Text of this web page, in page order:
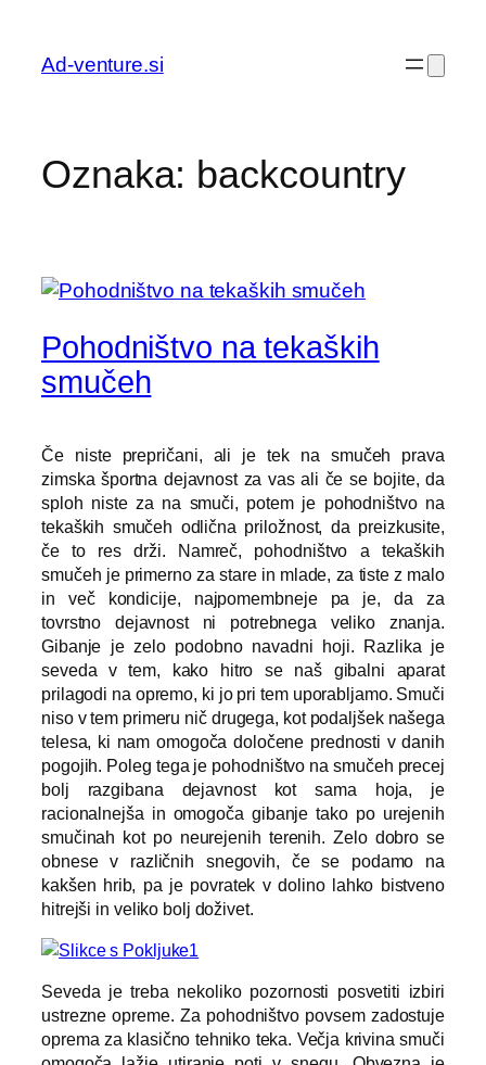
vsebino
Ad-venture.si
Oznaka: backcountry
Pohodništvo na tekaških
smučeh
Če niste prepričani, ali je tek na smučeh prava
zimska športna dejavnost za vas ali če se bojite, da
sploh niste za na smuči, potem je pohodništvo na
tekaških smučeh odlična priložnost, da preizkusite,
če to res drži. Namreč, pohodništvo a tekaških
smučeh je primerno za stare in mlade, za tiste z malo
in več kondicije, najpomembneje pa je, da za
tovrstno dejavnost ni potrebnega veliko znanja.
Gibanje je zelo podobno navadni hoji. Razlika je
seveda v tem, kako hitro se naš gibalni aparat
prilagodi na opremo, ki jo pri tem uporabljamo. Smuči
niso v tem primeru nič drugega, kot podaljšek našega
telesa, ki nam omogoča določene prednosti v danih
pogojih. Poleg tega je pohodništvo na smučeh precej
bolj razgibana dejavnost kot sama hoja, je
racionalnejša in omogoča gibanje tako po urejenih
smučinah kot po neurejenih terenih. Zelo dobro se
obnese v različnih snegovih, če se podamo na
kakšen hrib, pa je povratek v dolino lahko bistveno
hitrejši in veliko bolj doživet.
Seveda je treba nekoliko pozornosti posvetiti izbiri
ustrezne opreme. Za pohodništvo povsem zadostuje
oprema za klasično tehniko teka. Večja krivina smuči